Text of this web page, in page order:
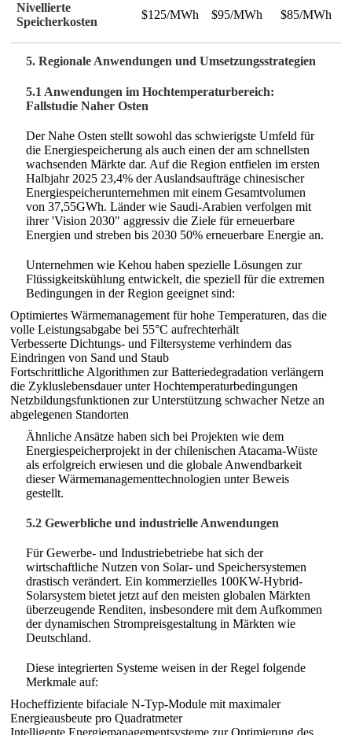
Nivellierte
Speicherkosten
$125/MWh $95/MWh $85/MWh
5. Regionale Anwendungen und Umsetzungsstrategien
5.1 Anwendungen im Hochtemperaturbereich:
Fallstudie Naher Osten
Der Nahe Osten stellt sowohl das schwierigste Umfeld für
die Energiespeicherung als auch einen der am schnellsten
wachsenden Märkte dar. Auf die Region entfielen im ersten
Halbjahr 2025 23,4% der Auslandsaufträge chinesischer
Energiespeicherunternehmen mit einem Gesamtvolumen
von 37,55GWh. Länder wie Saudi-Arabien verfolgen mit
ihrer 'Vision 2030" aggressiv die Ziele für erneuerbare
Energien und streben bis 2030 50% erneuerbare Energie an.
Unternehmen wie Kehou haben spezielle Lösungen zur
Flüssigkeitskühlung entwickelt, die speziell für die extremen
Bedingungen in der Region geeignet sind:
Optimiertes Wärmemanagement für hohe Temperaturen, das die
volle Leistungsabgabe bei 55°C aufrechterhält
Verbesserte Dichtungs- und Filtersysteme verhindern das
Eindringen von Sand und Staub
Fortschrittliche Algorithmen zur Batteriedegradation verlängern
die Zykluslebensdauer unter Hochtemperaturbedingungen
Netzbildungsfunktionen zur Unterstützung schwacher Netze an
abgelegenen Standorten
Ähnliche Ansätze haben sich bei Projekten wie dem
Energiespeicherprojekt in der chilenischen Atacama-Wüste
als erfolgreich erwiesen und die globale Anwendbarkeit
dieser Wärmemanagementtechnologien unter Beweis
gestellt.
5.2 Gewerbliche und industrielle Anwendungen
Für Gewerbe- und Industriebetriebe hat sich der
wirtschaftliche Nutzen von Solar- und Speichersystemen
drastisch verändert. Ein kommerzielles 100KW-Hybrid-
Solarsystem bietet jetzt auf den meisten globalen Märkten
überzeugende Renditen, insbesondere mit dem Aufkommen
der dynamischen Strompreisgestaltung in Märkten wie
Deutschland.
Diese integrierten Systeme weisen in der Regel folgende
Merkmale auf:
Hocheffiziente bifaciale N-Typ-Module mit maximaler
Energieausbeute pro Quadratmeter
Intelligente Energiemanagementsysteme zur Optimierung des